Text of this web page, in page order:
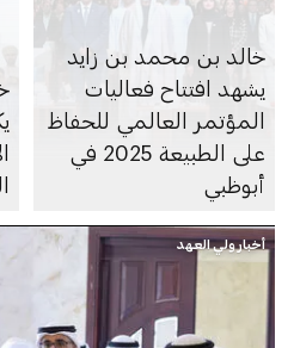
خالد بن محمد بن زايد
يشهد افتتاح فعاليات
المؤتمر العالمي للحفاظ
على الطبيعة 2025 في
أبوظبي
أخبار ولي العهد